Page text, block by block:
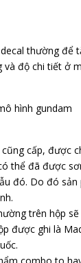
thường để
độ chi tiết ở
hình gundam
cấp, được
thể đã được
đó. Do đó
trên hộp sẽ
được ghi là